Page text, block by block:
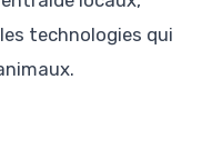
technologies qui